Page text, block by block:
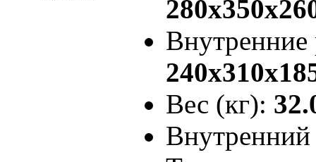
Вес (кг):